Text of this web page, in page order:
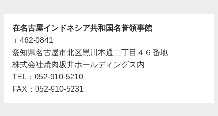
在名古屋インドネシア共和国名誉領事館
〒462-0841
愛知県名古屋市北区黒川本通二丁目４６番地
株式会社焼肉坂井ホールディングス内
TEL：052‐910‐5210
FAX：052‐910‐5231